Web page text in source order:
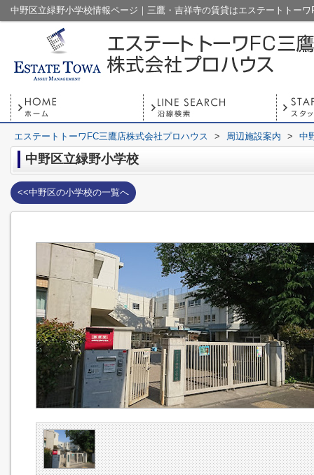
エステートトーワFC三鷹店株式会社プロハウス > 周辺施設案内 > 中
中野区立緑野小学校
<<中野区の小学校の一覧へ